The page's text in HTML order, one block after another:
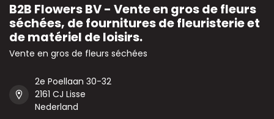
B2B Flowers BV - Vente en gros de fleurs
séchées, de fournitures de fleuristerie et
de matériel de loisirs.
Vente en gros de fleurs séchées
2e Poellaan 30-32
2161 CJ Lisse
Nederland